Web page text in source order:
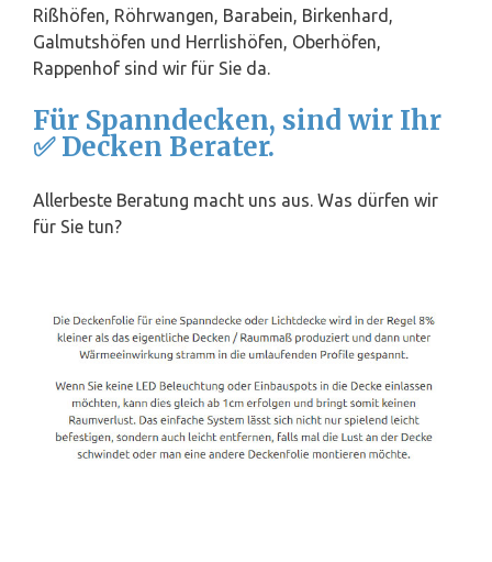
Rißhöfen, Röhrwangen, Barabein, Birkenhard,
Galmutshöfen und Herrlishöfen, Oberhöfen,
Rappenhof sind wir für Sie da.
Für Spanndecken, sind wir Ihr
✅ Decken Berater.
Allerbeste Beratung macht uns aus. Was dürfen wir
für Sie tun?